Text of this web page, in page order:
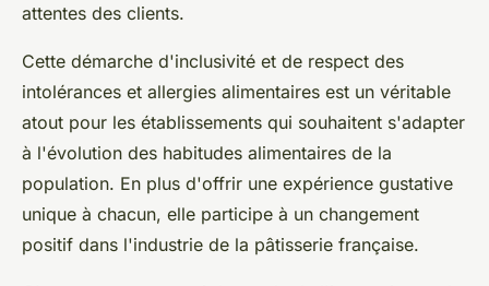
attentes des clients.
Cette démarche d'inclusivité et de respect des
intolérances et allergies alimentaires est un véritable
atout pour les établissements qui souhaitent s'adapter
à l'évolution des habitudes alimentaires de la
population. En plus d'offrir une expérience gustative
unique à chacun, elle participe à un changement
positif dans l'industrie de la pâtisserie française.